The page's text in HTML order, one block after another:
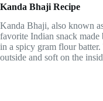
Kanda Bhaji Recipe
Kanda Bhaji, also known
favorite Indian snack
in a spicy gram flour
outside and soft on the